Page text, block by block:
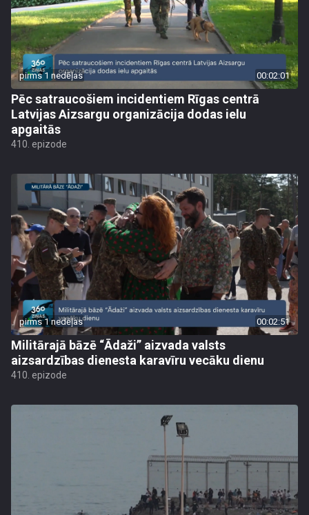
pirms 1 nedēļas 00:02:01
Pēc satraucošiem incidentiem Rīgas centrā
Latvijas Aizsargu organizācija dodas ielu
apgaitās
410. epizode
pirms 1 nedēļas 00:02:51
Militārajā bāzē “Ādaži” aizvada valsts
aizsardzības dienesta karavīru vecāku dienu
410. epizode